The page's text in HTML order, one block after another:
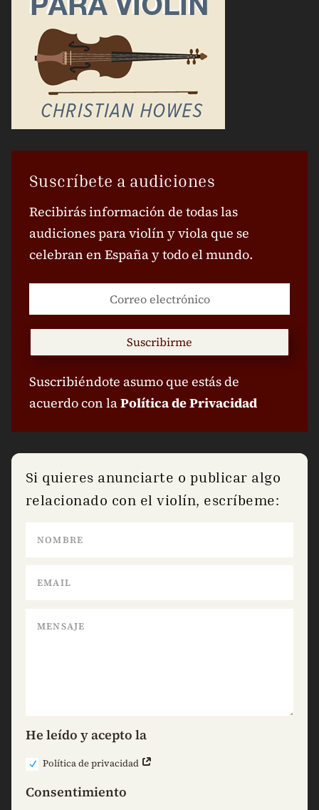
Suscríbete a audiciones
Recibirás información de todas las
audiciones para violín y viola que se
celebran en España y todo el mundo.
Suscribirme
Suscribiéndote asumo que estás de
acuerdo con laPolítica de Privacidad
Si quieres anunciarte o publicar algo
relacionado con el violín, escríbeme:
He leído y acepto la
Política de privacidad
Consentimiento